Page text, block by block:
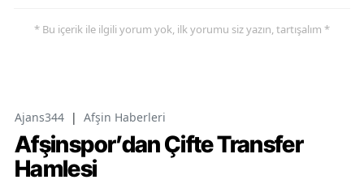
* Bu içerik ile ilgili yorum yok, ilk yorumu siz yazın, tartışalım *
Ajans344 | Afşin Haberleri
Afşinspor’dan Çifte Transfer
Hamlesi